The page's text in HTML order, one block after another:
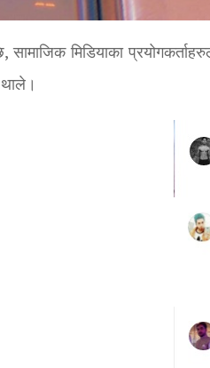
सामाजिक मिडियाका
थाले।